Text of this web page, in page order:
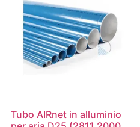
Tubo AIRnet in alluminio